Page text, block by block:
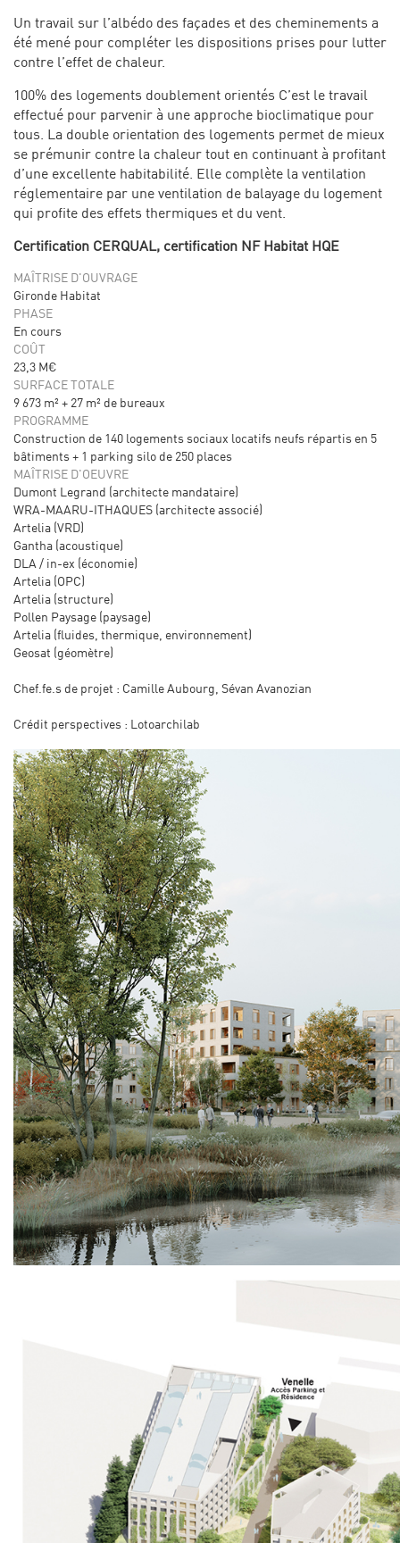
Un travail sur l’albédo des façades et des cheminements a
été mené pour compléter les dispositions prises pour lutter
contre l’effet de chaleur.
100% des logements doublement orientés C’est le travail
effectué pour parvenir à une approche bioclimatique pour
tous. La double orientation des logements permet de mieux
se prémunir contre la chaleur tout en continuant à profitant
d’une excellente habitabilité. Elle complète la ventilation
réglementaire par une ventilation de balayage du logement
qui profite des effets thermiques et du vent.
Certification CERQUAL, certification NF Habitat HQE
MAÎTRISE D'OUVRAGE
Gironde Habitat
PHASE
En cours
COÛT
23,3 M€
SURFACE TOTALE
9 673 m² + 27 m² de bureaux
PROGRAMME
Construction de 140 logements sociaux locatifs neufs répartis en 5
bâtiments + 1 parking silo de 250 places
MAÎTRISE D'OEUVRE
Dumont Legrand (architecte mandataire)
WRA-MAARU-ITHAQUES (architecte associé)
Artelia (VRD)
Gantha (acoustique)
DLA / in-ex (économie)
Artelia (OPC)
Artelia (structure)
Pollen Paysage (paysage)
Artelia (fluides, thermique, environnement)
Geosat (géomètre)
Chef.fe.s de projet : Camille Aubourg, Sévan Avanozian
Crédit perspectives : Lotoarchilab